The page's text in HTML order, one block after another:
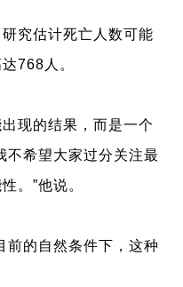
究估计死亡人数可能
768人。
现的结果，而是一个
不希望大家过分关注最
。”他说。
前的自然条件下，这种